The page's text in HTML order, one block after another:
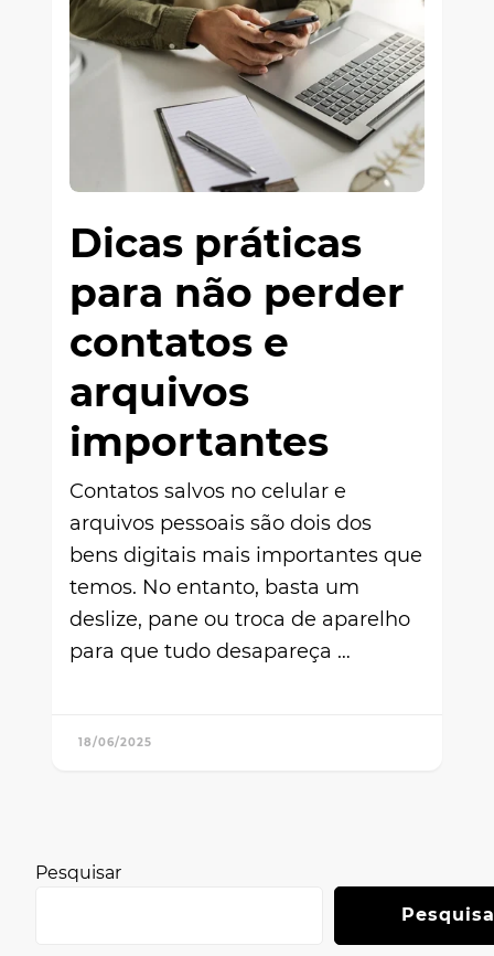
Dicas práticas
para não perder
contatos e
arquivos
importantes
Contatos salvos no celular e
arquivos pessoais são dois dos
bens digitais mais importantes que
temos. No entanto, basta um
deslize, pane ou troca de aparelho
para que tudo desapareça …
18/06/2025
Pesquisar